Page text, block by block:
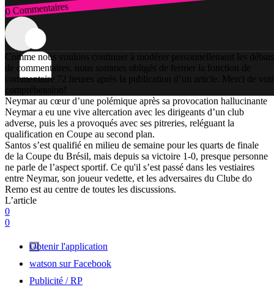
0 Commentaires
Connexion
Comme nous voulons continuer à modérer personnellement les débats
de commentaires, nous sommes obligés de fermer la fonction de
commentaire 72 heures après la publication d’un article. Merci de
compréhension!
Neymar au cœur d’une polémique après sa provocation hallucinante
Neymar a eu une vive altercation avec les dirigeants d’un club
adverse, puis les a provoqués avec ses pitreries, reléguant la
qualification en Coupe au second plan.
Santos s’est qualifié en milieu de semaine pour les quarts de finale
de la Coupe du Brésil, mais depuis sa victoire 1-0, presque personne
ne parle de l’aspect sportif. Ce qu'il s’est passé dans les vestiaires
entre Neymar, son joueur vedette, et les adversaires du Clube do
Remo est au centre de toutes les discussions.
L’article
0
0
Obtenir l'application
watson sur Facebook
Publicité / RP